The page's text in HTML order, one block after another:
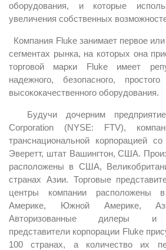
оборудования, и которые
увеличения собственных
Компания Fluke занимает первое
сегментах рынка, на которых она
торговой марки Fluke имеет
надежного, безопасного,
высококачественного оборудования.
Будучи дочерним
Corporation (NYSE: FTV),
транснациональной корпорацией
Эверетт, штат Вашингтон, США.
расположены в США,
странах Азии. Торговые
центры компании расположены
Америке, Южной Америке,
Авторизованные дилеры и
представители корпорации Fluke
100 странах, а количество их